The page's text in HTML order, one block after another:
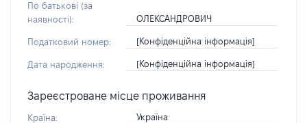
По батькові (за
наявності):
ОЛЕКСАНДРОВИЧ
Податковий номер: [Конфіденційна інформація]
Дата народження: [Конфіденційна інформація]
Зареєстроване місце проживання
Країна: Україна